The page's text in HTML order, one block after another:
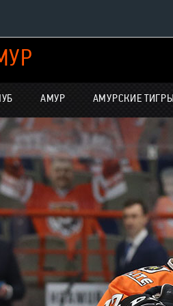
Дивизион Харламова
Металлург Мг
Нефтехимик
Трактор
Дивизион Чернышева
Адмирал
трансляции
КХЛ
АМУР АМУРСКИЕ ТИГРЫ